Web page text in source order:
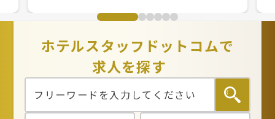
ホテルスタッフドットコムで
求人を探す